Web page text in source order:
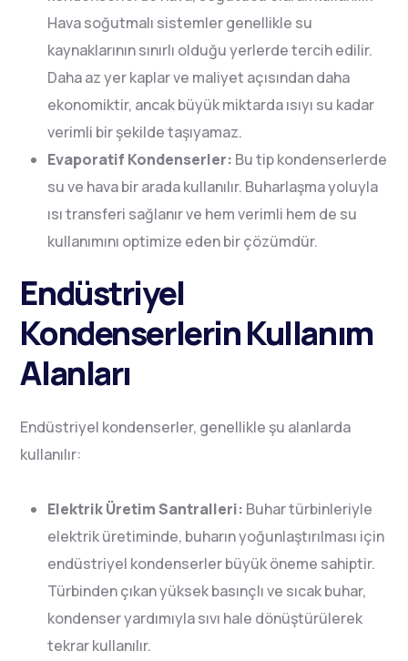
Hava soğutmalı sistemler genellikle su
kaynaklarının sınırlı olduğu yerlerde tercih edilir.
Daha az yer kaplar ve maliyet açısından daha
ekonomiktir, ancak büyük miktarda ısıyı su kadar
verimli bir şekilde taşıyamaz.
Evaporatif Kondenserler: Bu tip kondenserlerde
su ve hava bir arada kullanılır. Buharlaşma yoluyla
ısı transferi sağlanır ve hem verimli hem de su
kullanımını optimize eden bir çözümdür.
Endüstriyel
Kondenserlerin Kullanım
Alanları
Endüstriyel kondenserler, genellikle şu alanlarda
kullanılır:
Elektrik Üretim Santralleri: Buhar türbinleriyle
elektrik üretiminde, buharın yoğunlaştırılması için
endüstriyel kondenserler büyük öneme sahiptir.
Türbinden çıkan yüksek basınçlı ve sıcak buhar,
kondenser yardımıyla sıvı hale dönüştürülerek
tekrar kullanılır.